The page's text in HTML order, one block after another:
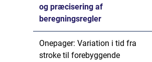
og præcisering af
beregningsregler
Onepager: Variation i tid fra
stroke til forebyggende